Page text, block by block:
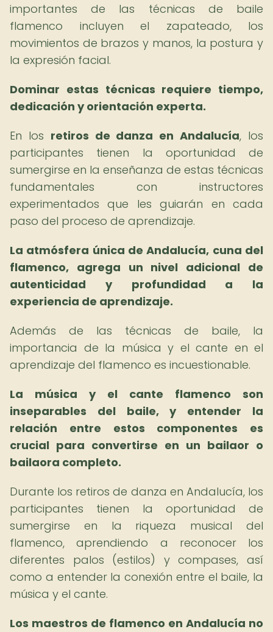
importantes de las técnicas de baile
flamenco incluyen el zapateado, los
movimientos de brazos y manos, la postura y
la expresión facial.
Dominar estas técnicas requiere tiempo,
dedicación y orientación experta.
En los retiros de danza en Andalucía, los
participantes tienen la oportunidad de
sumergirse en la enseñanza de estas técnicas
fundamentales con instructores
experimentados que les guiarán en cada
paso del proceso de aprendizaje.
La atmósfera única de Andalucía, cuna del
flamenco, agrega un nivel adicional de
autenticidad y profundidad a la
experiencia de aprendizaje.
Además de las técnicas de baile, la
importancia de la música y el cante en el
aprendizaje del flamenco es incuestionable.
La música y el cante flamenco son
inseparables del baile, y entender la
relación entre estos componentes es
crucial para convertirse en un bailaor o
bailaora completo.
Durante los retiros de danza en Andalucía, los
participantes tienen la oportunidad de
sumergirse en la riqueza musical del
flamenco, aprendiendo a reconocer los
diferentes palos (estilos) y compases, así
como a entender la conexión entre el baile, la
música y el cante.
Los maestros de flamenco en Andalucía no